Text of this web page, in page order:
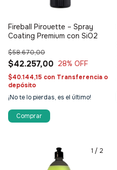
Fireball Pirouette – Spray
Coating Premium con SiO2
$42.257,00
$58.670,00
28% OFF
$40.144,15 con Transferencia o
depósito
¡No te lo pierdas, es el último!
1 / 2